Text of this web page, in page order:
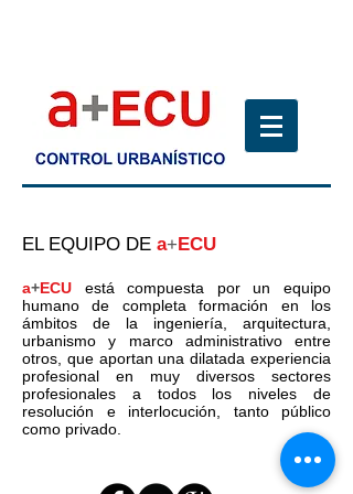
EL EQUIPO DE a+ECU
a+ECU
está compuesta por un equipo
humano de completa formación en los
ámbitos de la ingeniería, arquitectura,
urbanismo y marco administrativo entre
otros, que aportan una dilatada experiencia
profesional en muy diversos sectores
profesionales a todos los niveles de
resolución e interlocución, tanto público
como privado.